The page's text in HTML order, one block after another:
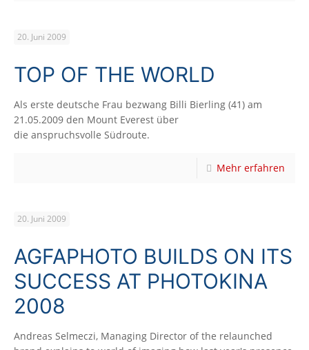
20. Juni 2009
TOP OF THE WORLD
Als erste deutsche Frau bezwang Billi Bierling (41) am
21.05.2009 den Mount Everest über
die anspruchsvolle Südroute.
Mehr erfahren
20. Juni 2009
AGFAPHOTO BUILDS ON ITS
SUCCESS AT PHOTOKINA
2008
Andreas Selmeczi, Managing Director of the relaunched